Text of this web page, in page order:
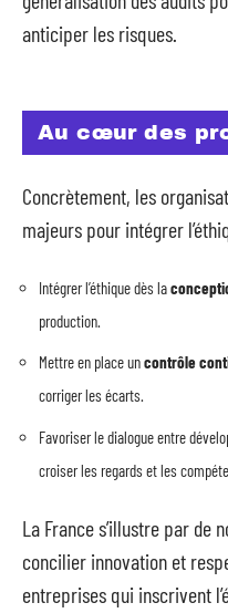
anticiper les risques.
Au cœur des
Concrètement, les
majeurs pour intégrer
Intégrer l’éthique dès la
production.
Mettre en place uncontrôle
corriger les écarts.
Favoriser le dialogue entre
croiser les regards et les
La France s’illustre par de
concilier innovation et
entreprises qui inscrivent